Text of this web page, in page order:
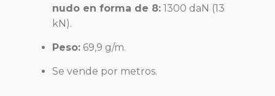
nudo en forma de 8: 1300 daN (13
kN).
Peso: 69,9 g/m.
Se vende por metros.